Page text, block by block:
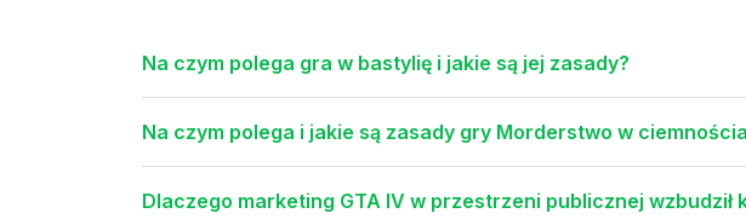
Na czym polega gra w bastylię i jakie są jej zasady?
Na czym polega i jakie są zasady gry Morderstwo w
Dlaczego marketing GTA IV w przestrzeni publicznej wzbudził